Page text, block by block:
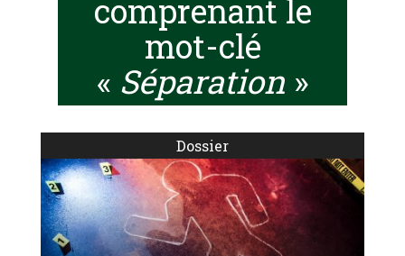
comprenant le
mot-clé
« Séparation »
Dossier